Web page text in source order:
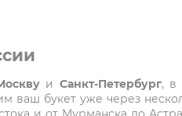
и Санкт-Петербург, в
ваш букет уже через